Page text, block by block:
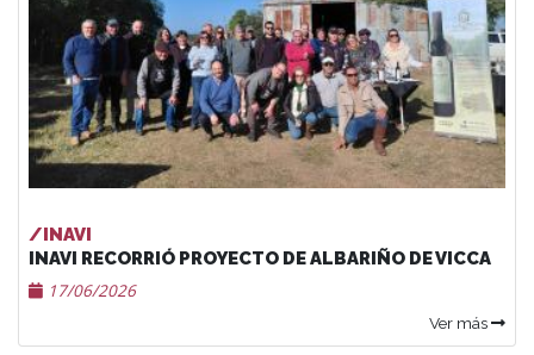
/INAVI
INAVI RECORRIÓ PROYECTO DE ALBARIÑO DE VICCA
17/06/2026
Ver más